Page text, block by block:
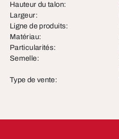
Hauteur du talon:
Largeur:
Ligne de produits:
Matériau:
Particularités:
Semelle:
Type de vente: